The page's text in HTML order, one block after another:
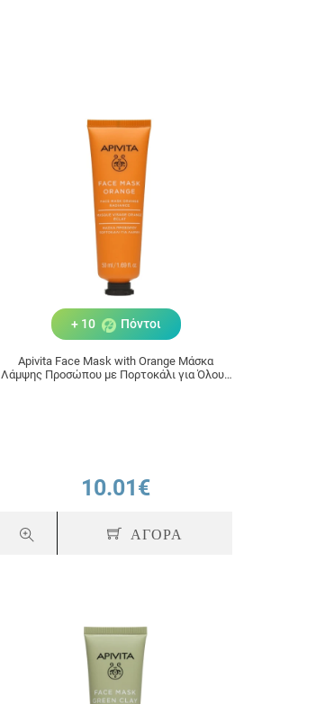
+ 10 Πόντοι
Apivita Face Mask with Orange Μάσκα
Λάμψης Προσώπου με Πορτοκάλι για Όλους
10.01€
ΑΓΟΡΑ